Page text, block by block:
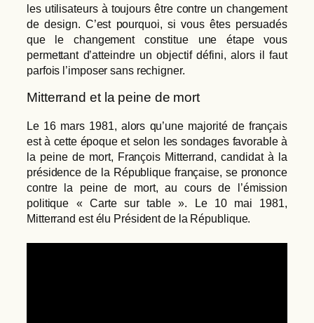
les utilisateurs à toujours être contre un changement
de design. C’est pourquoi, si vous êtes persuadés
que le changement constitue une étape vous
permettant d’atteindre un objectif défini, alors il faut
parfois l’imposer sans rechigner.
Mitterrand et la peine de mort
Le 16 mars 1981, alors qu’une majorité de français
est à cette époque et selon les sondages favorable à
la peine de mort, François Mitterrand, candidat à la
présidence de la République française, se prononce
contre la peine de mort, au cours de l’émission
politique « Carte sur table ». Le 10 mai 1981,
Mitterrand est élu Président de la République.